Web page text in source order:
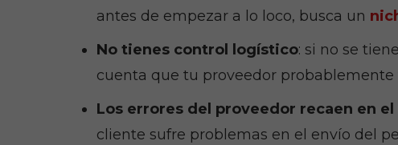
antes de empezar a lo loco, busca un
No tienes control logístico: si no se
cuenta que tu proveedor
Los errores del proveedor recaen en
cliente sufre problemas en el envío del